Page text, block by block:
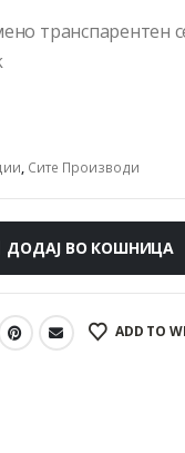
is:
транспарентен
, Сите Производи
ДОДАЈ ВО КОШНИЦА
ADD TO